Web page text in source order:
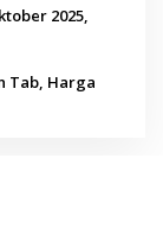
2025,
Tab, Harga